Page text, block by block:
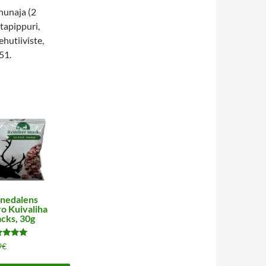
(2
Kuivaliha
30g
€